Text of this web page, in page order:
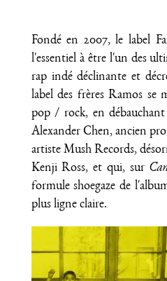
Fondé en 2007, le label
l'essentiel à être l'un des
rap indé déclinante et
label des frères Ramos se
pop / rock, en
Alexander Chen, ancien
artiste Mush Records,
Kenji Ross, et qui, sur
formule shoegaze de
plus ligne claire.